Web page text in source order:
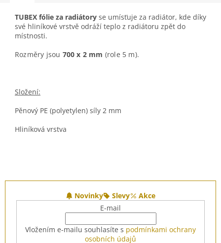
TUBEX fólie za radiátory se umísťuje za radiátor, kde díky
své hliníkové vrstvě odráží teplo z radiátoru zpět do
místnosti.
Rozměry jsou 700 x 2 mm (role 5 m).
Složení:
Pěnový PE (polyetylen) síly 2 mm
Hliníková vrstva
Novinky Slevy
Akce
E-mail
Vložením e-mailu souhlasíte s podmínkami ochrany
osobních údajů